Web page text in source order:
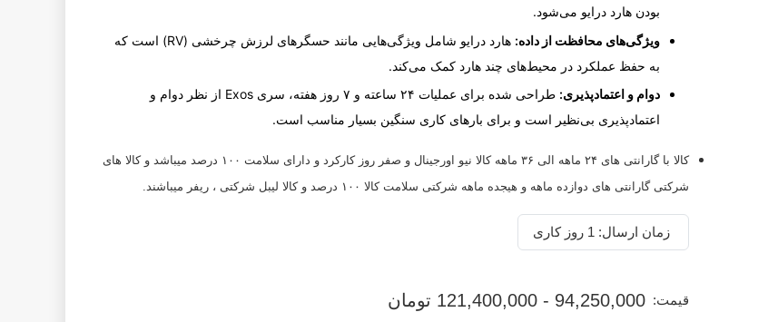
بودن هارد درایو می‌شود.
ویژگی‌های محافظت از داده:
هارد درایو شامل ویژگی‌هایی مانند حسگرهای لرزش چرخشی (RV) است که
به حفظ عملکرد در محیط‌های چند هارد کمک می‌کند.
دوام و اعتمادپذیری:
طراحی شده برای عملیات ۲۴ ساعته و ۷ روز هفته، سری Exos از نظر دوام و
اعتمادپذیری بی‌نظیر است و برای بارهای کاری سنگین بسیار مناسب است.
کالا با گارانتی های ۲۴ ماهه الی ۳۶ ماهه کالا نیو اورجینال و صفر روز کارکرد و دارای سلامت ۱۰۰ درصد میباشد و کالا های
شرکتی گارانتی های دوازده ماهه و هیجده ماهه شرکتی سلامت کالا ۱۰۰ درصد و کالا لیبل شرکتی ، ریفر میباشند.
زمان ارسال: 1 روز کاری
قیمت: 94,250,000 - 121,400,000 تومان